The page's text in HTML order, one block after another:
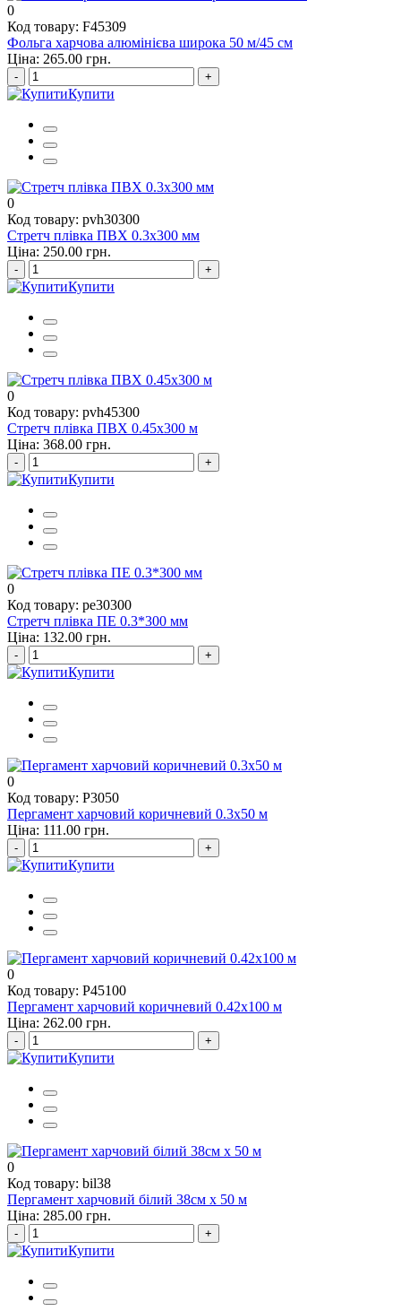
0
Код товару: F45309
Фольга харчова алюмінієва широка 50 м/45 см
Ціна: 265.00 грн.
- +
Купити
0
Код товару: pvh30300
Стретч плівка ПВХ 0.3х300 мм
Ціна: 250.00 грн.
- +
Купити
0
Код товару: pvh45300
Стретч плівка ПВХ 0.45х300 м
Ціна: 368.00 грн.
- +
Купити
0
Код товару: pe30300
Стретч плівка ПЕ 0.3*300 мм
Ціна: 132.00 грн.
- +
Купити
0
Код товару: P3050
Пергамент харчовий коричневий 0.3х50 м
Ціна: 111.00 грн.
- +
Купити
0
Код товару: P45100
Пергамент харчовий коричневий 0.42х100 м
Ціна: 262.00 грн.
- +
Купити
0
Код товару: bil38
Пергамент харчовий білий 38см х 50 м
Ціна: 285.00 грн.
- +
Купити